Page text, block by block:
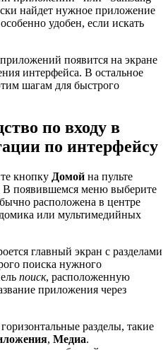
найдет нужное приложение
удобен, если искать
появится на экране
интерфейса. В остальное
шагам для быстрого
по входу в
по интерфейсу
кнопку Домой на пульте
В появившемся меню выберите
расположена в центре
или мультимедийных
главный экран с разделами
поиска нужного
поиск, расположенную
приложения через
разделы, такие
, Медиа.